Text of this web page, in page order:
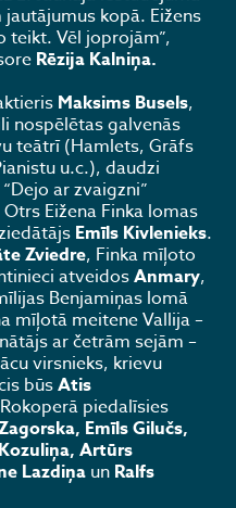
kopā. Eižens
teikt. Vēl joprojām”,
Rēzija Kalniņa.
Maksims Busels,
nospēlētas galvenās
teātrī (Hamlets, Grāfs
u.c.), daudzi
ar zvaigzni”
Eižena Finka lomas
Emīls Kivlenieks.
Zviedre, Finka mīļoto
atveidosAnmary,
Benjamiņas lomā
mīļotā meitene Vallija –
ar četrām sejām –
virsnieks, krievu
būsAtis
piedalīsies
Emīls Gilučs,
Artūrs
Lazdiņa un Ralfs